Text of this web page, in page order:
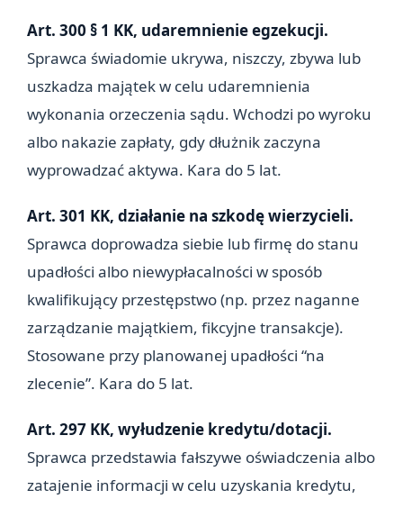
Art. 300 § 1 KK, udaremnienie egzekucji.
Sprawca świadomie ukrywa, niszczy, zbywa lub
uszkadza majątek w celu udaremnienia
wykonania orzeczenia sądu. Wchodzi po wyroku
albo nakazie zapłaty, gdy dłużnik zaczyna
wyprowadzać aktywa. Kara do 5 lat.
Art. 301 KK, działanie na szkodę wierzycieli.
Sprawca doprowadza siebie lub firmę do stanu
upadłości albo niewypłacalności w sposób
kwalifikujący przestępstwo (np. przez naganne
zarządzanie majątkiem, fikcyjne transakcje).
Stosowane przy planowanej upadłości “na
zlecenie”. Kara do 5 lat.
Art. 297 KK, wyłudzenie kredytu/dotacji.
Sprawca przedstawia fałszywe oświadczenia albo
zatajenie informacji w celu uzyskania kredytu,